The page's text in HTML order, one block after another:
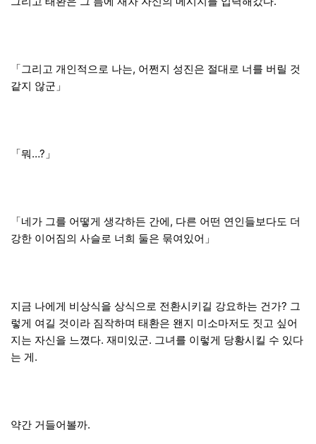
「그리고 개인적으로 나는, 어쩐지 성진은 절대로 너를 버릴 것
같지 않군」
「뭐…?」
「네가 그를 어떻게 생각하든 간에, 다른 어떤 연인들보다도 더
강한 이어짐의 사슬로 너희 둘은 묶여있어」
지금 나에게 비상식을 상식으로 전환시키길 강요하는 건가? 그
렇게 여길 것이라 짐작하며 태환은 왠지 미소마저도 짓고 싶어
지는 자신을 느꼈다. 재미있군. 그녀를 이렇게 당황시킬 수 있다
는 게.
약간 거들어볼까.